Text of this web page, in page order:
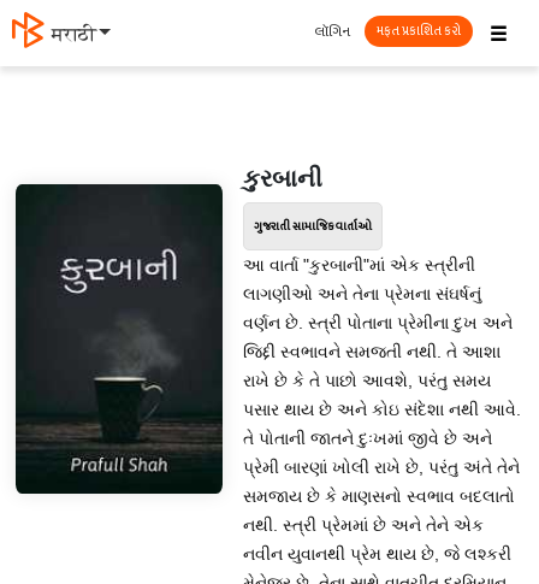
मराठी ☰
લૉગિન મફત પ્રકાશિત કરો
કુરબાની
ગુજરાતી સામાજિક વાર્તાઓ
આ વાર્તા "કુરબાની"માં એક સ્ત્રીની
લાગણીઓ અને તેના પ્રેમના સંઘર્ષનું
વર્ણન છે. સ્ત્રી પોતાના પ્રેમીના દુખ અને
જિદ્દી સ્વભાવને સમજતી નથી. તે આશા
રાખે છે કે તે પાછો આવશે, પરંતુ સમય
પસાર થાય છે અને કોઇ સંદેશા નથી આવે.
તે પોતાની જાતને દુઃખમાં જીવે છે અને
પ્રેમી બારણાં ખોલી રાખે છે, પરંતુ અંતે તેને
સમજાય છે કે માણસનો સ્વભાવ બદલાતો
નથી. સ્ત્રી પ્રેમમાં છે અને તેને એક
નવીન યુવાનથી પ્રેમ થાય છે, જે લશ્કરી